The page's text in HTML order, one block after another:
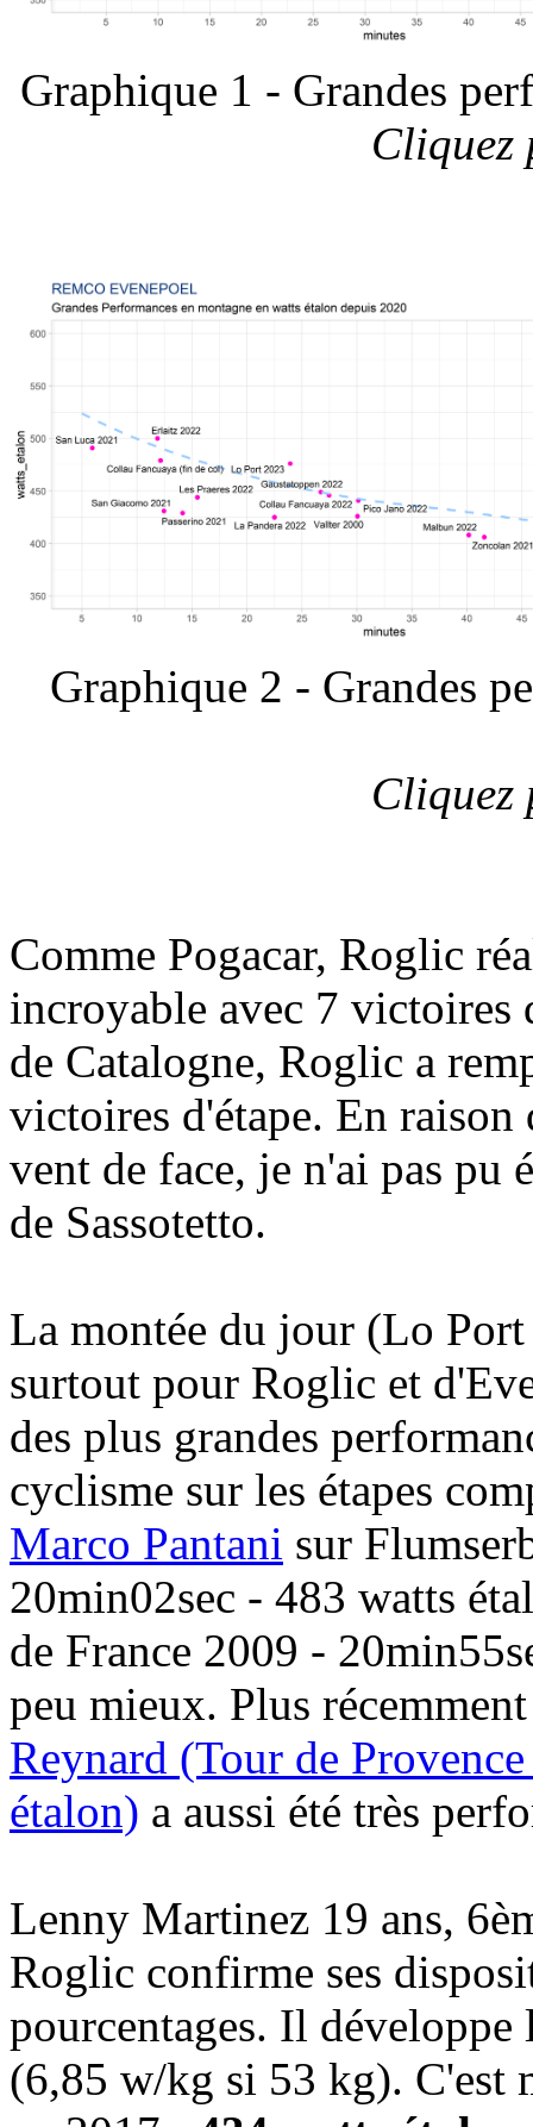
Graphique 1 - Grandes
Graphique 2 - Grandes
Comme Pogacar, Roglic
incroyable avec 7 victoires
de Catalogne, Roglic a
victoires d'étape. En
vent de face, je n'ai pas pu
de Sassotetto.
La montée du jour (Lo
surtout pour Roglic et
des plus grandes
cyclisme sur les étapes
Marco Pantani sur
20min02sec - 483 watts
de France 2009 -
peu mieux. Plus
Reynard (Tour de
étalon) a aussi été très
Lenny Martinez 19 ans,
Roglic confirme ses
pourcentages. Il
(6,85 w/kg si 53 kg). C'est